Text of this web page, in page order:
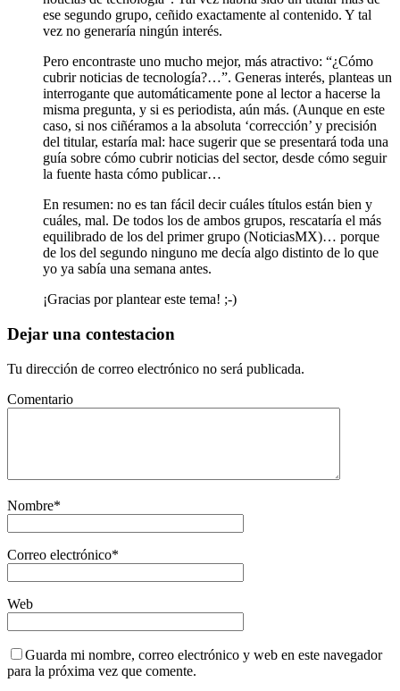
ese segundo grupo, ceñido exactamente al contenido. Y tal
vez no generaría ningún interés.
Pero encontraste uno mucho mejor, más atractivo: “¿Cómo
cubrir noticias de tecnología?…”. Generas interés, planteas un
interrogante que automáticamente pone al lector a hacerse la
misma pregunta, y si es periodista, aún más. (Aunque en este
caso, si nos ciñéramos a la absoluta ‘corrección’ y precisión
del titular, estaría mal: hace sugerir que se presentará toda una
guía sobre cómo cubrir noticias del sector, desde cómo seguir
la fuente hasta cómo publicar…
En resumen: no es tan fácil decir cuáles títulos están bien y
cuáles, mal. De todos los de ambos grupos, rescataría el más
equilibrado de los del primer grupo (NoticiasMX)… porque
de los del segundo ninguno me decía algo distinto de lo que
yo ya sabía una semana antes.
¡Gracias por plantear este tema! ;-)
Dejar una contestacion
Tu dirección de correo electrónico no será publicada.
Comentario
Nombre*
Correo electrónico*
Web
Guarda mi nombre, correo electrónico y web en este navegador
para la próxima vez que comente.